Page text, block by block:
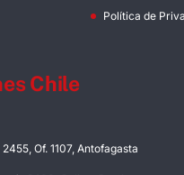
Política de
Chile
Of. 1107, Antofagasta